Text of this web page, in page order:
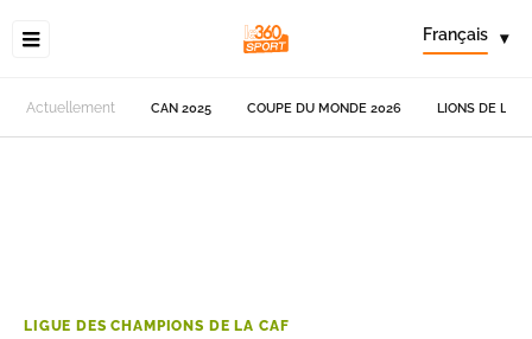
Français ▾
Actuellement CAN 2025 COUPE DU MONDE 2026 LIONS DE
LIGUE DES CHAMPIONS DE LA CAF